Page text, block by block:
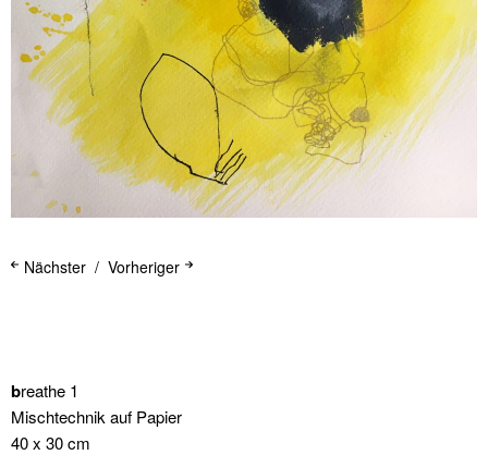
Vorheriger
Nächster
breathe 1
Mischtechnik auf Papier
40 x 30 cm